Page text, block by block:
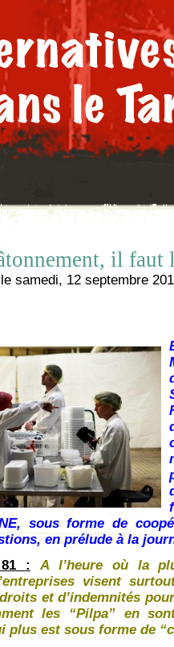
il faut
samedi, 12 septembre
sous forme de
en prélude à la
81 :
A l’heure où la
visent
et d’indemnités
les “Pilpa” en
plus est sous forme de